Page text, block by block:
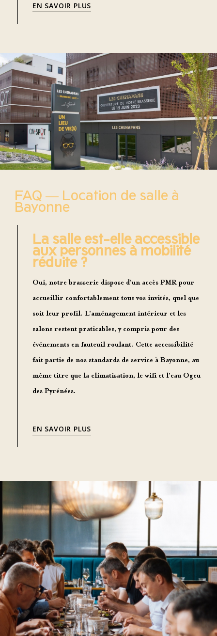
EN SAVOIR PLUS
FAQ — Location de salle à
Bayonne
La salle est-elle accessible
aux personnes à mobilité
réduite ?
Oui, notre brasserie dispose d'un accès PMR pour
accueillir confortablement tous vos invités, quel que
soit leur profil. L'aménagement intérieur et les
salons restent praticables, y compris pour des
événements en fauteuil roulant. Cette accessibilité
fait partie de nos standards de service à Bayonne, au
même titre que la climatisation, le wifi et l'eau Ogeu
des Pyrénées.
EN SAVOIR PLUS